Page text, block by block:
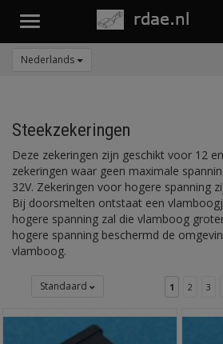
Toggle
Nederlands
Steekzekeringen
Deze zekeringen zijn geschikt voor 12
zekeringen waar geen maximale
32V. Zekeringen voor hogere spanning
Bij doorsmelten ontstaat een
hogere spanning zal die vlamboog
hogere spanning beschermd de
vlamboog.
Standaard 1 2 3